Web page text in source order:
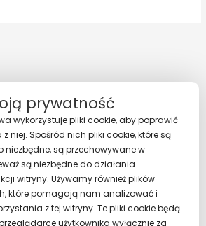
Regulamin
Polityka prywatności
prywatność
wykorzystuje pliki cookie, aby poprawić
niej. Spośród nich pliki cookie, które są
niezbędne, są przechowywane w
są niezbędne do działania
witryny. Używamy również plików
które pomagają nam analizować i
z tej witryny. Te pliki cookie będą
użytkownika wyłącznie za